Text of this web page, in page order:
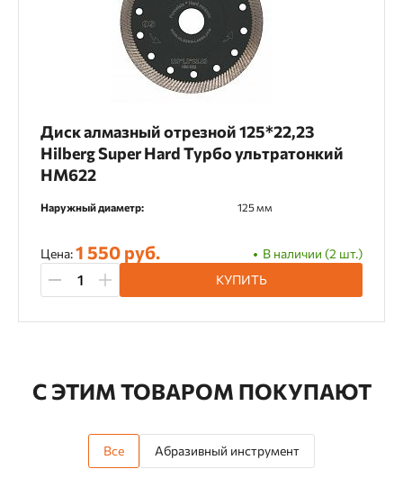
Диск алмазный отрезной 125*22,23
Hilberg Super Hard Турбо ультратонкий
HM622
Наружный диаметр: 125 мм
Цена:1 550 руб.
В наличии (2 шт.)
КУПИТЬ
С ЭТИМ ТОВАРОМ ПОКУПАЮТ
Все Абразивный инструмент